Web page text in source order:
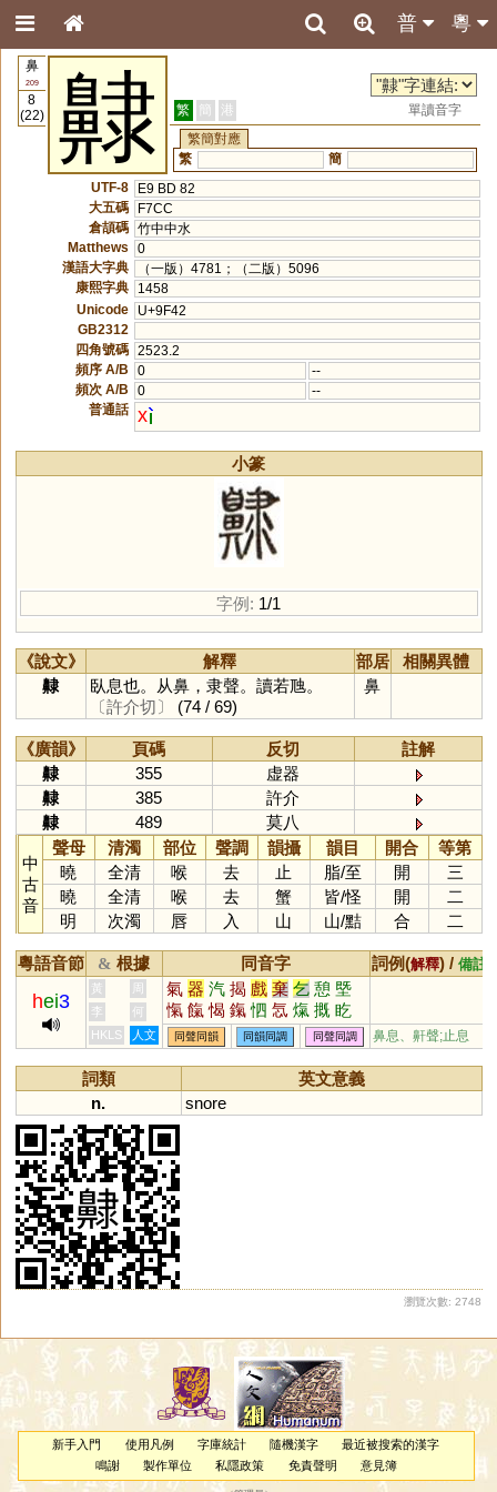
粵
普
鼻
209
8
(22)
齂 繁 簡 港
單讀音字
繁簡對應
繁
簡
UTF-8
E9 BD 82
大五碼
F7CC
倉頡碼 竹中中水
Matthews
0
漢語大字典
（一版）4781；（二版）5096
康熙字典
1458
Unicode
U+9F42
GB2312
四角號碼 2523.2
頻序 A/B
0
--
頻次 A/B
0
--
普通話 x
小篆
字例: 1/1
《說文》 解釋 部居
相關異體
齂
臥息也。从鼻，隶聲。讀若虺。
〔許介切〕
(74 / 69)
鼻
《廣韻》 頁碼 反切
註解
齂
355
虚器
齂
385
許介
齂
489 莫八
中
古
音
聲母 清濁 部位 聲調 韻攝 韻目 開合
等第
曉
全清 喉 去 止 脂/至 開
三
曉
全清 喉 去 蟹 皆/怪 開
二
明
次濁 唇 入 山 山/黠 合 二
粵語音節 & 根據 同音字 詞例(解釋) / 備註
hei3
黃 周 氣 器 汽 揭 戲 棄 乞 憩 塈
愾 餼 愒 鎎 怬 忥 熂 摡 盵
黖 滊 扢 巇 屭 甈 羛 咥 呬
气
李
何
HKLS
人文 同聲同韻 同韻同調 同聲同調 鼻息、鼾聲;止息
詞類
英文意義
n.
snore
瀏覽次數: 2748
新手入門 使用凡例 字庫統計 隨機漢字
最近被搜索的漢字
鳴謝
製作單位 私隱政策 免責聲明 意見簿